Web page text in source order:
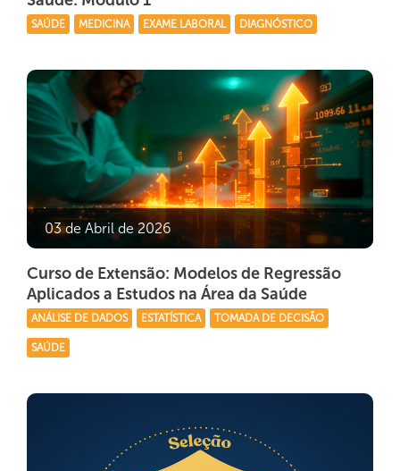
SAÚDE MEDICINA EXAME LABORAL DIAGNÓSTICO
03 de Abril de 2026
Curso de Extensão: Modelos de Regressão
Aplicados a Estudos na Área da Saúde
ANÁLISE DE DADOS ESTATÍSTICA TOMADA DE DECISÃO
SAÚDE